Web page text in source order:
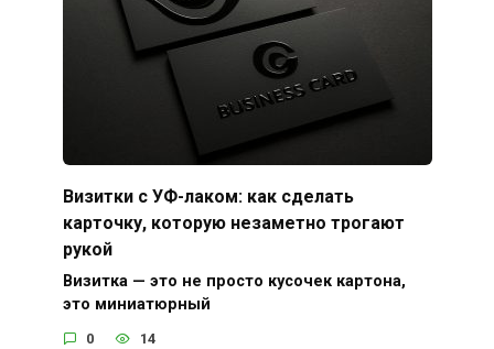
Визитки с УФ-лаком: как сделать
карточку, которую незаметно трогают
рукой
Визитка — это не просто кусочек картона,
это миниатюрный
0 14